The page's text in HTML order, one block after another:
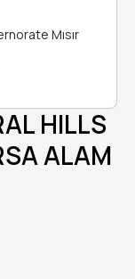
Mısır
HILLS
ALAM